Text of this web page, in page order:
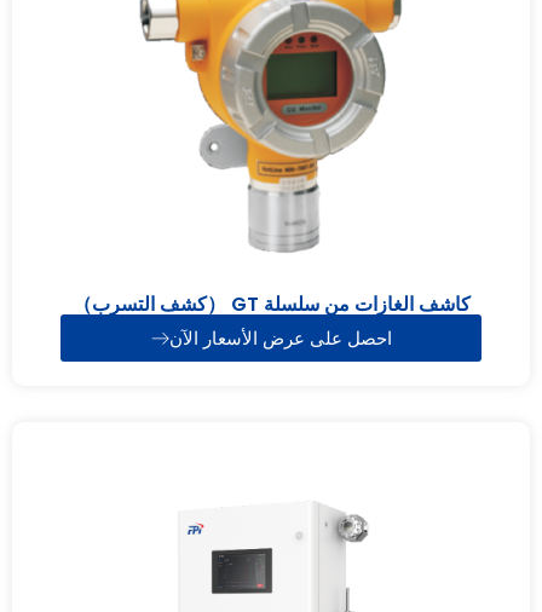
كاشف الغازات من سلسلة GT （كشف التسرب）
احصل على عرض الأسعار الآن